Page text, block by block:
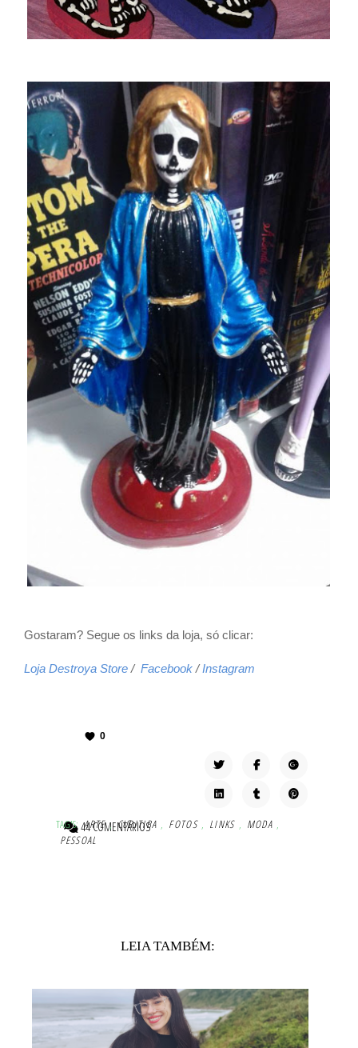
Gostaram? Segue os links da loja, só clicar:
Loja Destroya Store/Facebook/Instagram
44 COMENTÁRIOS
0
TAG'S: ARTE , CURITIBA , FOTOS , LINKS , MODA ,
PESSOAL
LEIA TAMBÉM: